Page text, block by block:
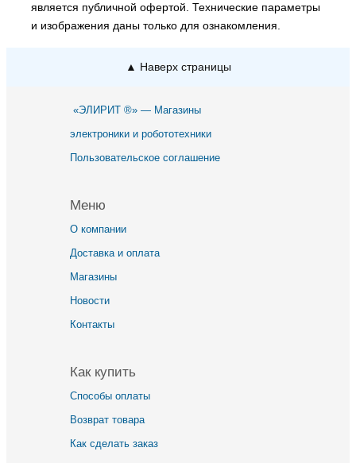
является публичной офертой. Технические параметры
и изображения даны только для ознакомления.
▲ Наверх страницы
«ЭЛИРИТ ®» — Магазины
электроники и робототехники
Пользовательское соглашение
Меню
О компании
Доставка и оплата
Магазины
Новости
Контакты
Как купить
Способы оплаты
Возврат товара
Как сделать заказ